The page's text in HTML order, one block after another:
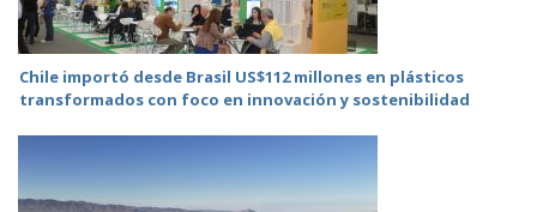
Chile importó desde Brasil US$112 millones en plásticos
transformados con foco en innovación y sostenibilidad